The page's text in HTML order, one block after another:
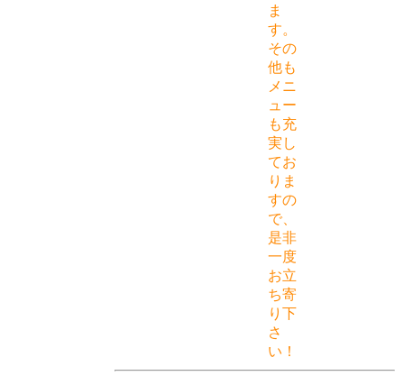
ま
す。
その
他も
メニ
ュー
も充
実し
てお
りま
すの
で、
是非
一度
お立
ち寄
り下
さ
い！